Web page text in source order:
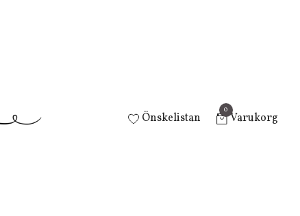
Önskelistan
0
Varukorg